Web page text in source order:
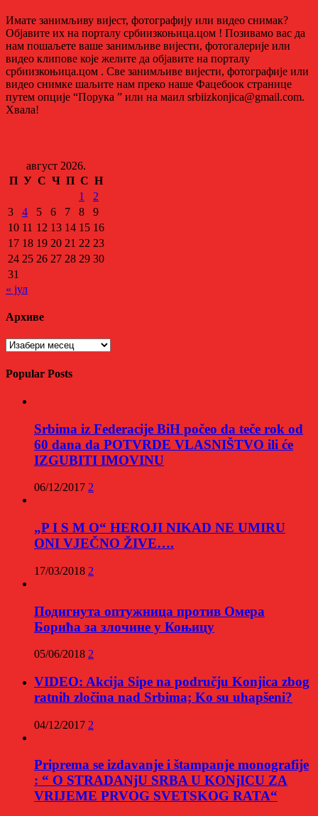
Имате занимљиву вијест, фотографију или видео снимак?
Објавите их на порталу србиизкоњица.цом ! Позивамо вас да
нам пошаљете ваше занимљиве вијести, фотогалерије или
видео клипове које желите да објавите на порталу
србиизкоњица.цом . Све занимљиве вијести, фотографије или
видео снимке шаљите нам преко наше Фацебоок странице
путем опције “Порука ” или на маил srbiizkonjica@gmail.com.
Хвала!
август 2026.
П У С Ч П С Н
1
2
3
4 5 6 7 8
9
10 11 12 13 14 15 16
17 18 19 20 21 22 23
24 25 26 27 28 29 30
31
« јул
Архиве
Архиве
Popular Posts
Srbima iz Federacije BiH počeo da teče rok od
60 dana da POTVRDE VLASNIŠTVO ili će
IZGUBITI IMOVINU
06/12/2017 2
„P I S M O“ HEROJI NIKAD NE UMIRU
ONI VJEČNO ŽIVE….
17/03/2018 2
Подигнута оптужница против Омера
Борића за злочине у Коњицу
05/06/2018 2
VIDEO: Akcija Sipe na području Konjica zbog
ratnih zločina nad Srbima; Ko su uhapšeni?
04/12/2017 2
Priprema se izdavanje i štampanje monografije
: “ O STRADANjU SRBA U KONjICU ZA
VRIJEME PRVOG SVETSKOG RATA“